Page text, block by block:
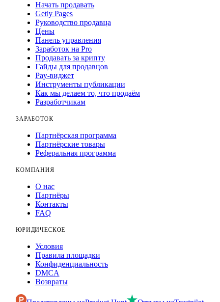
Начать продавать
Getly Pages
Руководство продавца
Цены
Панель управления
Заработок на Pro
Продавать за крипту
Гайды для продавцов
Pay-виджет
Инструменты публикации
Как мы делаем то, что продаём
Разработчикам
ЗАРАБОТОК
Партнёрская программа
Партнёрские товары
Реферальная программа
КОМПАНИЯ
О нас
Партнёры
Контакты
FAQ
ЮРИДИЧЕСКОЕ
Условия
Правила площадки
Конфиденциальность
DMCA
Возвраты